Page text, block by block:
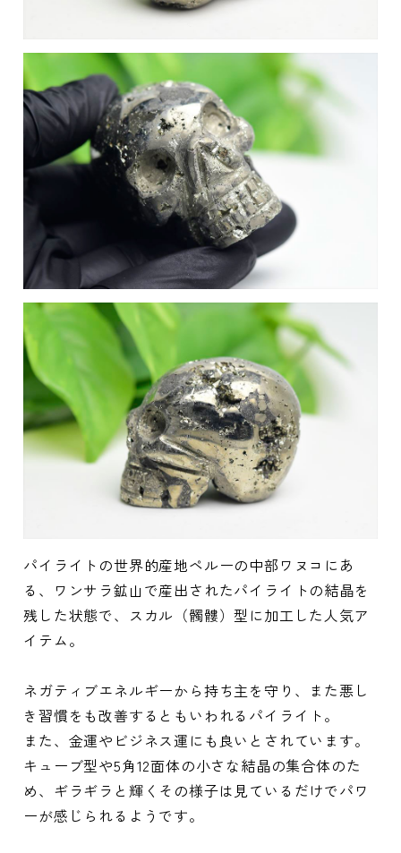
パイライトの世界的産地ペルーの中部ワヌコにあ
る、ワンサラ鉱山で産出されたパイライトの結晶を
残した状態で、スカル（髑髏）型に加工した人気ア
イテム。
ネガティブエネルギーから持ち主を守り、また悪し
き習慣をも改善するともいわれるパイライト。
また、金運やビジネス運にも良いとされています。
キューブ型や5角12面体の小さな結晶の集合体のた
め、ギラギラと輝くその様子は見ているだけでパワ
ーが感じられるようです。